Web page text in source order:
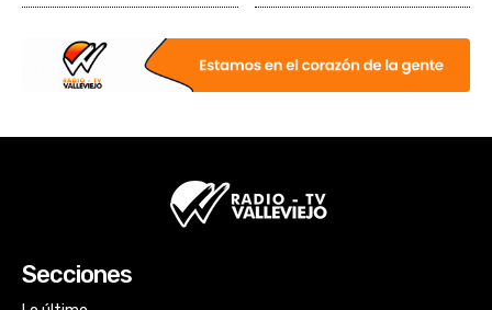
Secciones